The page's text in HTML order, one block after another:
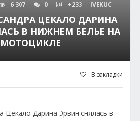
6 307 0 +233 IVEKUC
ЦЕКАЛО ДАРИНА
В НИЖНЕМ БЕЛЬЕ НА
МОТОЦИКЛЕ
В закладки